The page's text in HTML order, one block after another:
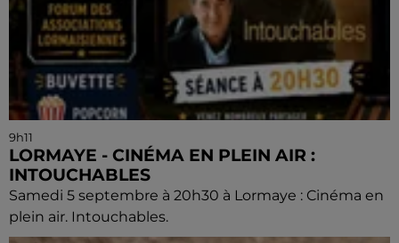
9h11
LORMAYE - CINÉMA EN PLEIN AIR :
INTOUCHABLES
Samedi 5 septembre à 20h30 à Lormaye : Cinéma en
plein air. Intouchables.